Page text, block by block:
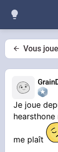
Vous
Je joue
me plaît